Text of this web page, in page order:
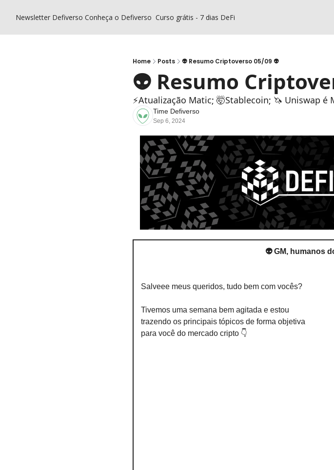
Newsletter Defiverso Conheça o Defiverso Curso grátis - 7 dias DeFi
Home Posts 👽 Resumo Criptoverso 05/09 👽
👽 Resumo
⚡️Atualização Matic; 🤯Stablecoin; 🦄 Uniswap é
Time Defiverso
Sep 6, 2024
👽 GM, humanos
Salveee meus queridos, tudo bem com vocês?
Tivemos uma semana bem agitada e estou
trazendo os principais tópicos de forma objetiva
para você do mercado cripto 👇